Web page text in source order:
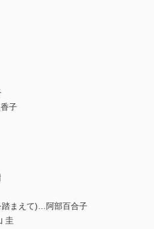
子
踏まえて)…阿部百合子
圭